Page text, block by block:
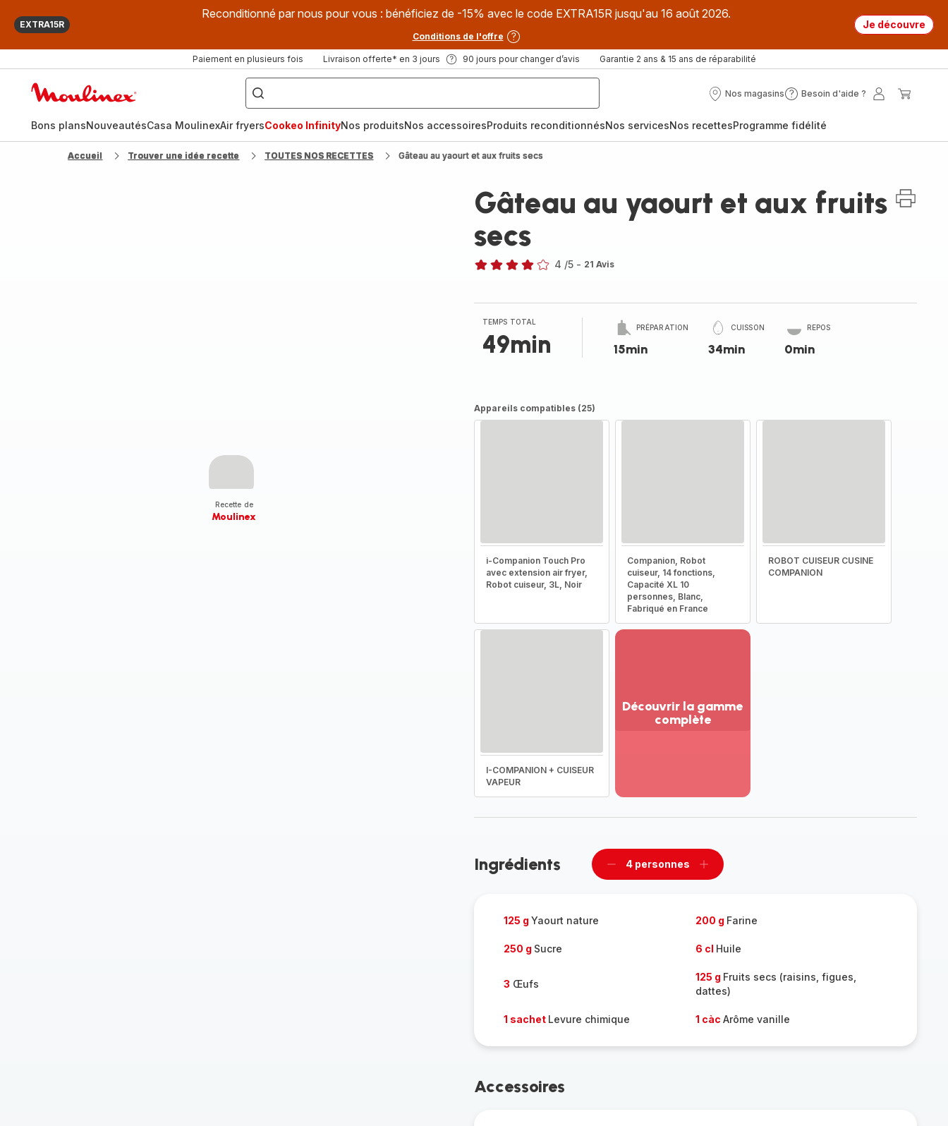
EXTRA15R
Reconditionné par nous pour vous : bénéficiez de -15% avec le code EXTRA15R jusqu'au 16 août 2026.
Conditions de l'offre
Je découvre
Paiement en plusieurs fois Livraison offerte* en 3 jours 90 jours pour changer d’avis Garantie 2 ans & 15 ans de réparabilité
["Que
recherchez-
vous
?",
fryer",
"Companion"]
Nos magasins
Nos
Besoin d'aide ?
Besoin
?
Mon
Bons plansNouveautésCasa MoulinexAir fryersCookeo InfinityNos produitsNos accessoiresProduits reconditionnésNos servicesNos recettesProgramme fidélité
Accueil Trouver une idée recette TOUTES NOS RECETTES Gâteau au yaourt et aux fruits secs
Recette de
Moulinex
Gâteau au yaourt et aux fruits
secs
étoiles
(moyenne)
4 /5 - 21 Avis
TEMPS TOTAL
49min
PRÉPARATION
15min
CUISSON
34min
REPOS
0min
Appareils compatibles (25)
i-Companion Touch Pro
avec extension air fryer,
Robot cuiseur, 3L, Noir
Companion, Robot
cuiseur, 14 fonctions,
Capacité XL 10
personnes, Blanc,
Fabriqué en France
ROBOT CUISEUR CUSINE
COMPANION
I-COMPANION + CUISEUR
VAPEUR
Découvrir la gamme
complète
complète
Ingrédients
Supprimer
4 personnes
Ajouter
125 g Yaourt nature 200 g Farine
250 g Sucre 6 cl Huile
3 Œufs
125 g Fruits secs (raisins, figues,
dattes)
1 sachet Levure chimique 1 càc Arôme vanille
Accessoires